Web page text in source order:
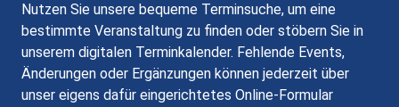
Nutzen Sie unsere bequeme Terminsuche, um eine
bestimmte Veranstaltung zu finden oder stöbern Sie in
unserem digitalen Terminkalender. Fehlende Events,
Änderungen oder Ergänzungen können jederzeit über
unser eigens dafür eingerichtetes Online-Formular